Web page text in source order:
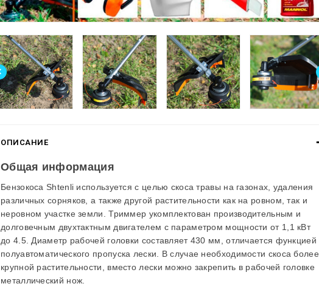
ОПИСАНИЕ
Общая информация
Бензокоса Shtenli используется с целью скоса травы на газонах, удаления
различных сорняков, а также другой растительности как на ровном, так и
неровном участке земли. Триммер укомплектован производительным и
долговечным двухтактным двигателем с параметром мощности от 1,1 кВт
до 4.5. Диаметр рабочей головки составляет 430 мм, отличается функцией
полуавтоматического пропуска лески. В случае необходимости скоса более
крупной растительности, вместо лески можно закрепить в рабочей головке
металлический нож.